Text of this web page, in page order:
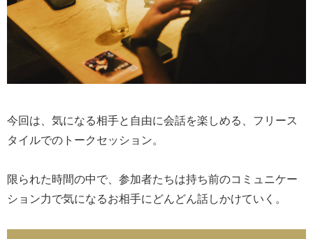
今回は、気になる相手と自由に会話を楽しめる、フリース
タイルでのトークセッション。
限られた時間の中で、参加者たちは持ち前のコミュニケー
ション力で気になるお相手にどんどん話しかけていく。